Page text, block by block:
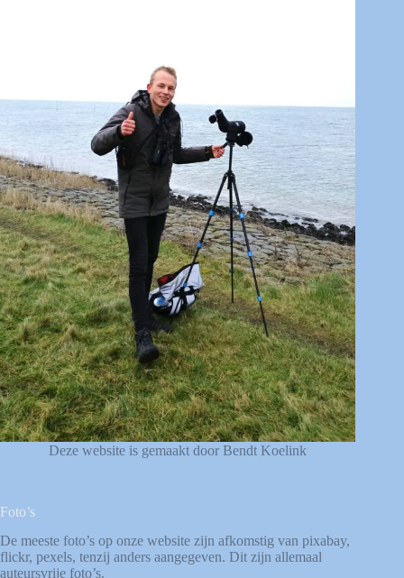
Deze website is gemaakt door Bendt Koelink
Foto’s
De meeste foto’s op onze website zijn afkomstig van pixabay,
flickr, pexels, tenzij anders aangegeven. Dit zijn allemaal
auteursvrije foto’s.